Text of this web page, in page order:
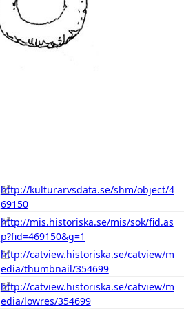
http://kulturarvsdata.se/shm/object/4
69150
http://mis.historiska.se/mis/sok/fid.as
p?fid=469150&g=1
http://catview.historiska.se/catview/m
edia/thumbnail/354699
http://catview.historiska.se/catview/m
edia/lowres/354699